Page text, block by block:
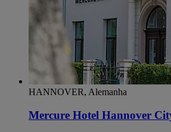
HANNOVER, Alemanha
Mercure Hotel Hannover